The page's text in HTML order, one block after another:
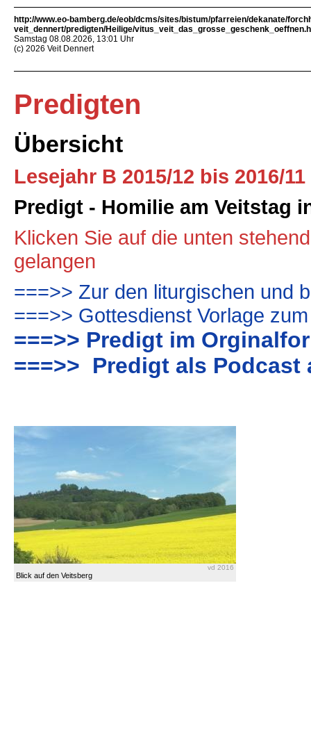
http://www.eo-bamberg.de/eob/dcms/sites/bistum/pfarreien/dekanate/
veit_dennert/predigten/Heilige/
Samstag 08.08.2026, 13:01 Uhr
(c) 2026 Veit Dennert
Predigten
Übersicht
Lesejahr B 2015/12 bis 2016/11
Predigt - Homilie am Veitstag
Klicken Sie auf die unten
gelangen
===>> Zur den liturgischen und
===>> Gottesdienst Vorlage
===>> Predigt im
===>> Predigt als
vd 2016
Blick auf den Veitsberg